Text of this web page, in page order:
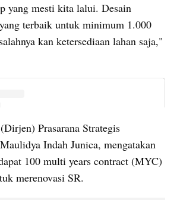
yang mesti kita lalui. Desain
terbaik untuk minimum 1.000
kan ketersediaan lahan saja,"
Prasarana Strategis
Indah Junica, mengatakan
100 multi years contract (MYC)
merenovasi SR.